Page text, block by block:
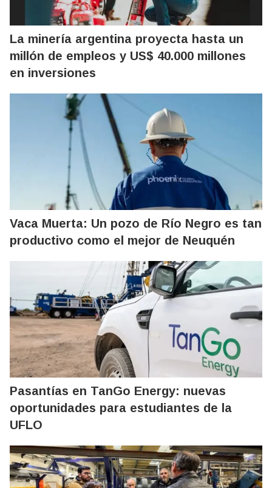
La minería argentina proyecta hasta un
millón de empleos y US$ 40.000 millones
en inversiones
Vaca Muerta: Un pozo de Río Negro es tan
productivo como el mejor de Neuquén
Pasantías en TanGo Energy: nuevas
oportunidades para estudiantes de la
UFLO